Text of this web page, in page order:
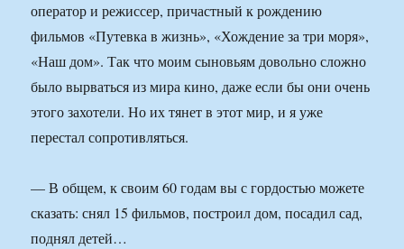
оператор и режиссер, причастный к рождению
фильмов «Путевка в жизнь», «Хождение за три моря»,
«Наш дом». Так что моим сыновьям довольно сложно
было вырваться из мира кино, даже если бы они очень
этого захотели. Но их тянет в этот мир, и я уже
перестал сопротивляться.
— В общем, к своим 60 годам вы с гордостью можете
сказать: снял 15 фильмов, построил дом, посадил сад,
поднял детей…